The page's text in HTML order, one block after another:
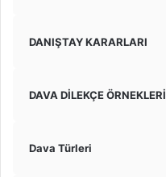
DANIŞTAY KARARLARI
DAVA DİLEKÇE ÖRNEKLERİ
Dava Türleri